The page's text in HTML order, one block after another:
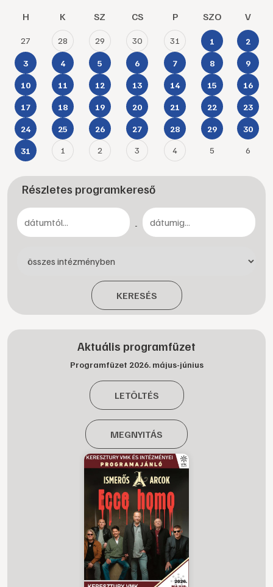
H K SZ CS P SZO V
27 28 29 30 31 1 2
3 4 5 6 7 8 9
10 11 12 13 14 15 16
17 18 19 20 21 22 23
24 25 26 27 28 29 30
31 1 2 3 4 5 6
Részletes programkereső
-
KERESÉS
Aktuális programfüzet
Programfüzet 2026. május-június
LETÖLTÉS
MEGNYITÁS